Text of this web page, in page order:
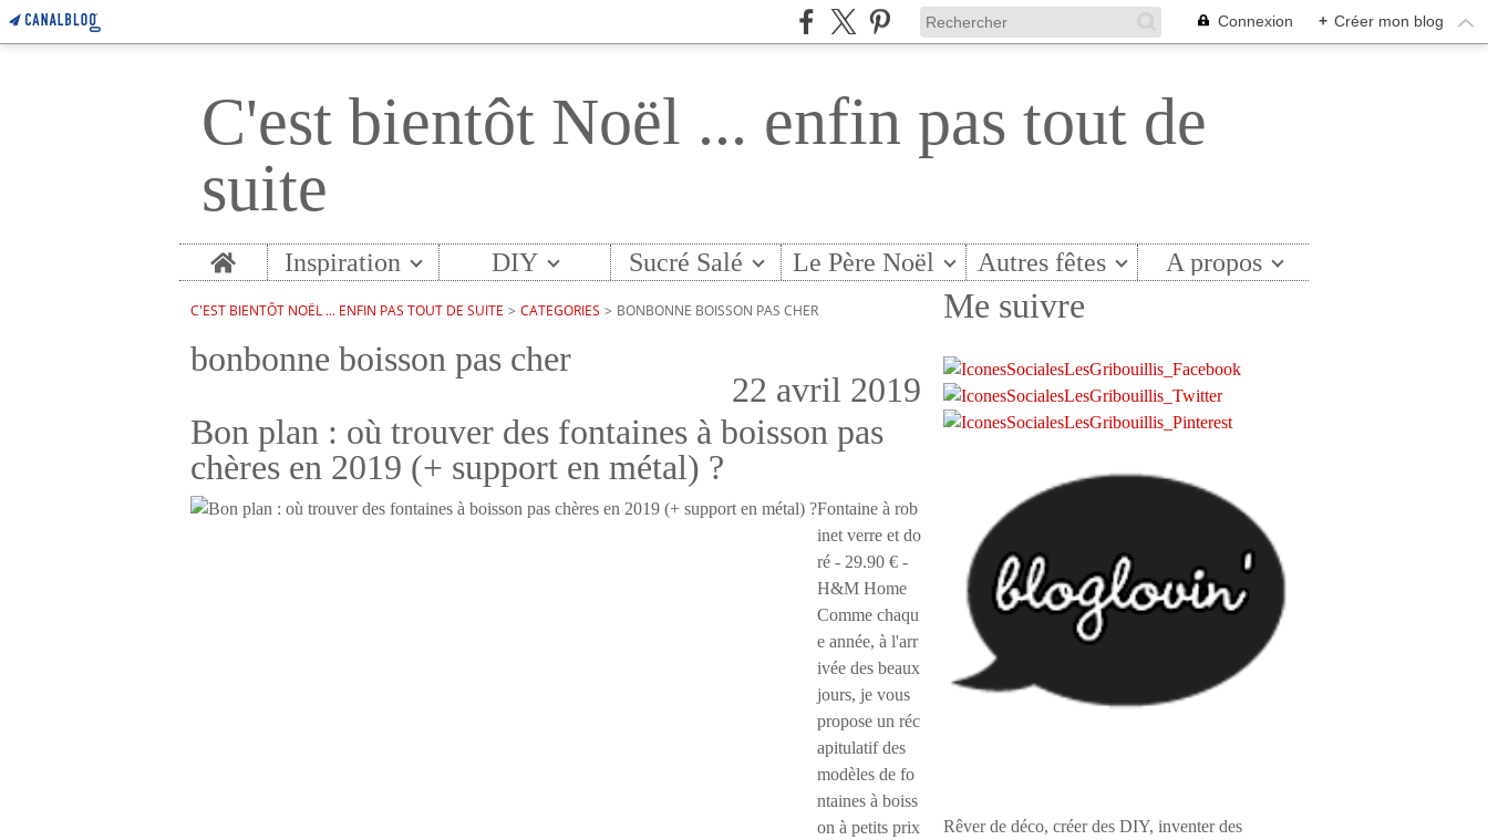
Connexion + Créer mon blog
C'est bientôt Noël ... enfin pas tout de
suite
Home Inspiration DIY Sucré Salé Le Père Noël Autres fêtes A propos
C'EST BIENTÔT NOËL ... ENFIN PAS TOUT DE SUITE > CATEGORIES > BONBONNE BOISSON PAS CHER
bonbonne boisson pas cher
22 avril 2019
Bon plan : où trouver des fontaines à boisson pas
chères en 2019 (+ support en métal) ?
Fontaine à rob
inet verre et do
ré - 29.90 € -
H&M Home
Comme chaqu
e année, à l'arr
ivée des beaux
jours, je vous
propose un réc
apitulatif des
modèles de fo
ntaines à boiss
on à petits prix
Me suivre
Rêver de déco, créer des DIY, inventer des